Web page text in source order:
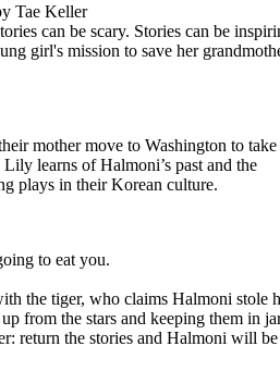
Tae Keller
can be scary. Stories can be
girl's mission to save her
mother move to Washington to take
learns of Halmoni’s past and the
plays in their Korean culture.
to eat you.
the tiger, who claims Halmoni stole
from the stars and keeping them in
return the stories and Halmoni will be